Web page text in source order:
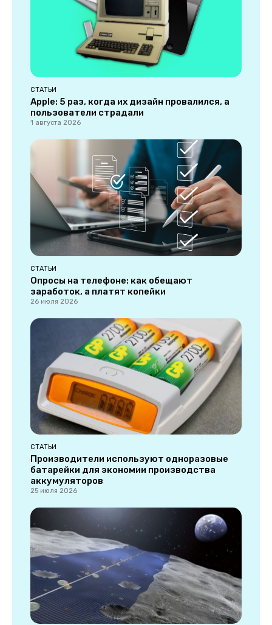
СТАТЬИ
Apple: 5 раз, когда их дизайн провалился, а
пользователи страдали
1 августа 2026
СТАТЬИ
Опросы на телефоне: как обещают
заработок, а платят копейки
26 июля 2026
СТАТЬИ
Производители используют одноразовые
батарейки для экономии производства
аккумуляторов
25 июля 2026